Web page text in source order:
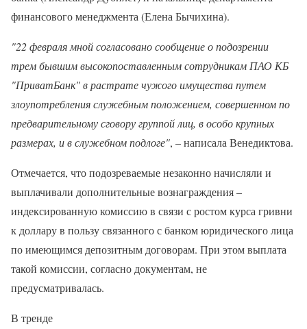
финансового менеджмента (Елена Бычихина).
"22 февраля мной согласовано сообщение о подозрении
трем бывшим высокопоставленным сотрудникам ПАО КБ
"ПриватБанк" в растрате чужого имущества путем
злоупотребления служебным положением, совершенном по
предварительному сговору группой лиц, в особо крупных
размерах, и в служебном подлоге", – написала Венедиктова.
Отмечается, что подозреваемые незаконно начисляли и
выплачивали дополнительные вознаграждения –
индексированную комиссию в связи с ростом курса гривни
к доллару в пользу связанного с банком юридического лица
по имеющимся депозитным договорам. При этом выплата
такой комиссии, согласно документам, не
предусматривалась.
В тренде